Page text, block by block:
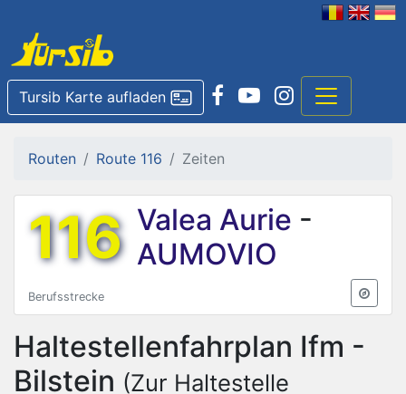
Tursib Karte aufladen
Routen Route 116 Zeiten
116 Valea Aurie -
AUMOVIO
Berufsstrecke
Haltestellenfahrplan Ifm -
Bilstein (Zur Haltestelle